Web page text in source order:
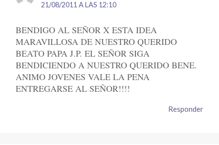
21/08/2011 A LAS 12:10
BENDIGO AL SEÑOR X ESTA IDEA
MARAVILLOSA DE NUESTRO QUERIDO
BEATO PAPA J.P. EL SEÑOR SIGA
BENDICIENDO A NUESTRO QUERIDO BENE.
ANIMO JOVENES VALE LA PENA
ENTREGARSE AL SEÑOR!!!!
Responder